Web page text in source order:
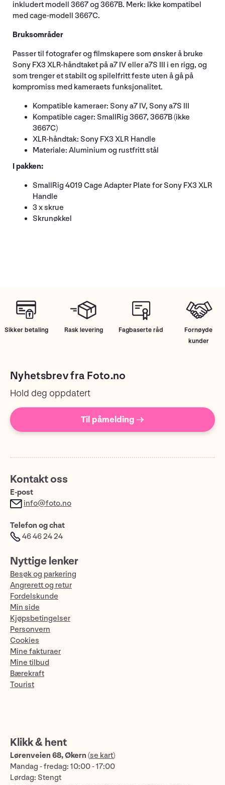
inkludert modell 3667 og 3667B. Merk: Ikke kompatibel
med cage-modell 3667C.
Bruksområder
Passer til fotografer og filmskapere som ønsker å bruke
Sony FX3 XLR-håndtaket på a7 IV eller a7S III i en rigg, og
som trenger et stabilt og spilelfritt feste uten å gå på
kompromiss med kameraets funksjonalitet.
Kompatible kameraer: Sony a7 IV, Sony a7S III
Kompatible cager: SmallRig 3667, 3667B (ikke
3667C)
XLR-håndtak: Sony FX3 XLR Handle
Materiale: Aluminium og rustfritt stål
I pakken:
SmallRig 4019 Cage Adapter Plate for Sony FX3 XLR
Handle
3 x skrue
Skrunøkkel
Sikker betaling Rask levering Fagbaserte råd
Fornøyde
kunder
Nyhetsbrev fra Foto.no
Hold deg oppdatert
Til påmelding →
Kontakt oss
E-post
info@foto.no
Telefon og chat
46 46 24 24
Nyttige lenker
Besøk og parkering
Angrerett og retur
Fordelskunde
Min side
Kjøpsbetingelser
Personvern
Cookies
Mine fakturaer
Mine tilbud
Bærekraft
Tourist
Klikk & hent
Lørenveien 68, Økern (se kart)
Mandag - fredag: 10:00 - 17:00
Lørdag: Stengt